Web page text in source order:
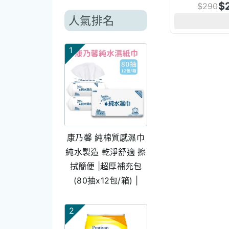
人氣排名
1
康乃馨 純棉質感濕巾
純水製造 乾淨舒適 擦
拭簡便 |超厚補充包
(80抽x12包/箱) |
2
$290$